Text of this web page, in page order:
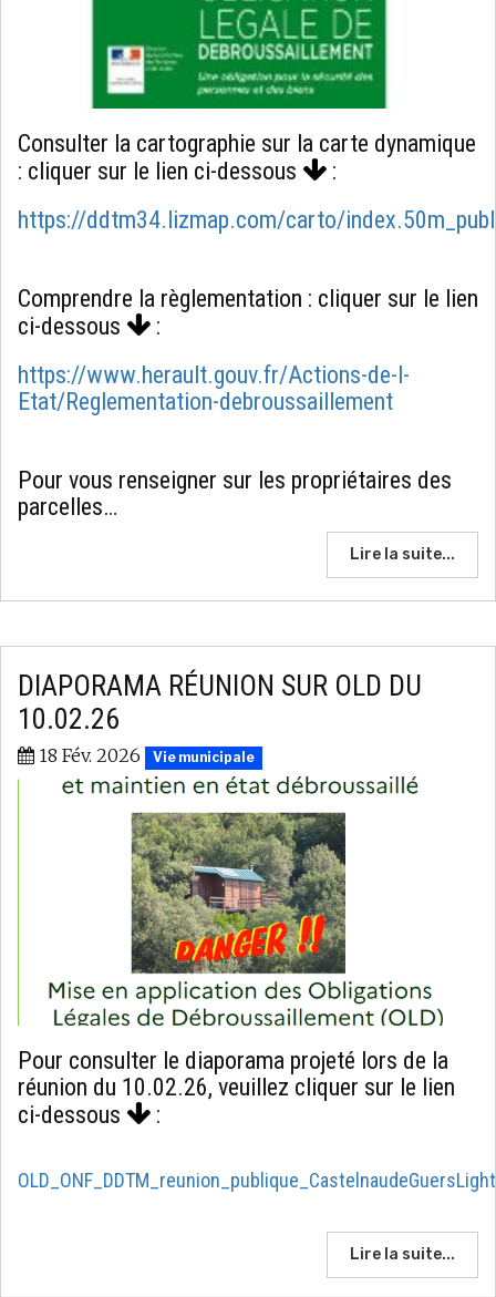
Consulter la cartographie sur la carte dynamique
: cliquer sur le lien ci-dessous
:
https://ddtm34.lizmap.com/carto/
Comprendre la règlementation : cliquer sur le lien
ci-dessous
:
https://www.herault.gouv.fr/Actions-de-l-
Etat/Reglementation-debroussaillement
Pour vous renseigner sur les propriétaires des
parcelles…
Lire la suite...
DIAPORAMA RÉUNION SUR OLD DU
10.02.26
18 Fév. 2026 Vie municipale
Pour consulter le diaporama projeté lors de la
réunion du 10.02.26, veuillez cliquer sur le lien
ci-dessous
:
Lire la suite...